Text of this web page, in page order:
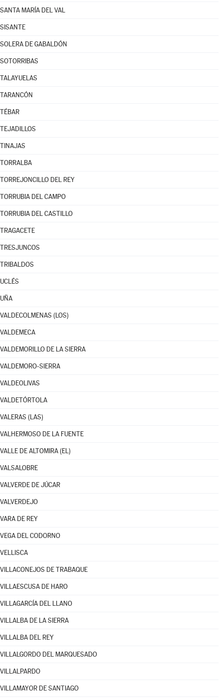
SANTA MARÍA DEL VAL
SISANTE
SOLERA DE GABALDÓN
SOTORRIBAS
TALAYUELAS
TARANCÓN
TÉBAR
TEJADILLOS
TINAJAS
TORRALBA
TORREJONCILLO DEL REY
TORRUBIA DEL CAMPO
TORRUBIA DEL CASTILLO
TRAGACETE
TRESJUNCOS
TRIBALDOS
UCLÉS
UÑA
VALDECOLMENAS (LOS)
VALDEMECA
VALDEMORILLO DE LA SIERRA
VALDEMORO-SIERRA
VALDEOLIVAS
VALDETÓRTOLA
VALERAS (LAS)
VALHERMOSO DE LA FUENTE
VALLE DE ALTOMIRA (EL)
VALSALOBRE
VALVERDE DE JÚCAR
VALVERDEJO
VARA DE REY
VEGA DEL CODORNO
VELLISCA
VILLACONEJOS DE TRABAQUE
VILLAESCUSA DE HARO
VILLAGARCÍA DEL LLANO
VILLALBA DE LA SIERRA
VILLALBA DEL REY
VILLALGORDO DEL MARQUESADO
VILLALPARDO
VILLAMAYOR DE SANTIAGO